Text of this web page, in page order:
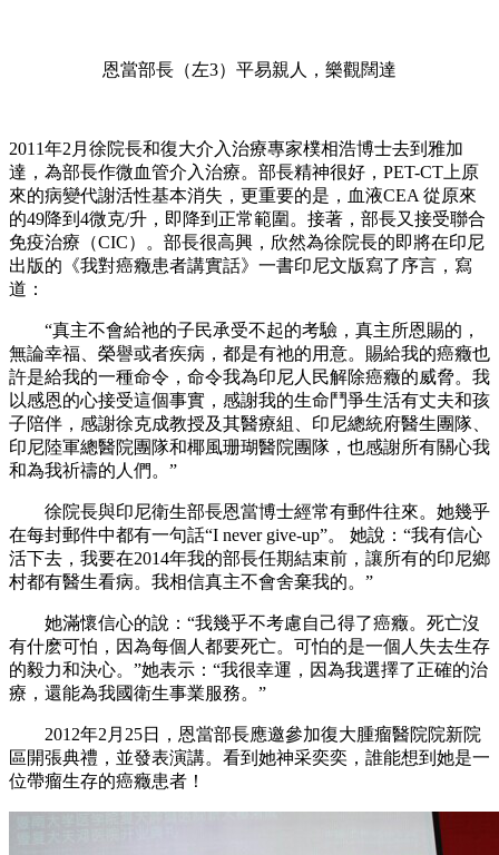
恩當部長（左3）平易親人，樂觀闊達
2011年2 月徐院長和復大介入治療專家樸相浩博士去到雅加
達，為部長作微血管介入治療。部長精神很好， PET-CT 上原
來的病變代謝活性基本消失，更重要的是，血液CEA 從原來
的49降到 4微克/升，即降到正常範圍。接著，部長又接受聯合
免疫治療（CIC）。部長很高興，欣然為徐院長的即將在印尼
出版的《我對癌癥患者講實話》一書印尼文版寫了序言，寫
道：
“真主不會給祂的子民承受不起的考驗，真主所恩賜的，
無論幸福、榮譽或者疾病，都是有祂的用意。賜給我的癌癥也
許是給我的一種命令，命令我為印尼人民解除癌癥的威脅。我
以感恩的心接受這個事實，感謝我的生命鬥爭生活有丈夫和孩
子陪伴，感謝徐克成教授及其醫療組、印尼總統府醫生團隊、
印尼陸軍總醫院團隊和椰風珊瑚醫院團隊，也感謝所有關心我
和為我祈禱的人們。”
徐院長與印尼衛生部長恩當博士經常有郵件往來。她幾乎
在每封郵件中都有一句話“I never give-up”。
她說：“我有信心
活下去，我要在2014年我的部長任期結束前，讓所有的印尼鄉
村都有醫生看病。我相信真主不會舍棄我的。”
她滿懷信心的說：“我幾乎不考慮自己得了癌癥。死亡沒
有什麽可怕，因為每個人都要死亡。可怕的是一個人失去生存
的毅力和決心。”她表示：“我很幸運，因為我選擇了正確的治
療，還能為我國衛生事業服務。”
2012年2 月 25日，恩當部長應邀參加復大腫瘤醫院院新院
區開張典禮，並發表演講。看到她神采奕奕，誰能想到她是一
位帶瘤生存的癌癥患者！